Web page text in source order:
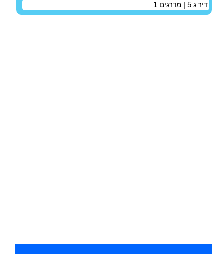
דירוג 5 | מדרגים 1